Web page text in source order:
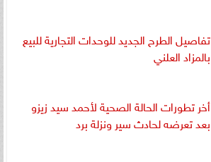
تفاصيل الطرح الجديد للوحدات التجارية للبيع
بالمزاد العلني
أخر تطورات الحالة الصحية لأحمد سيد زيزو
بعد تعرضه لحادث سير ونزلة برد